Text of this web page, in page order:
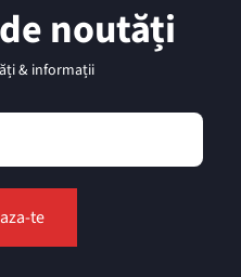
noutăți
& informații